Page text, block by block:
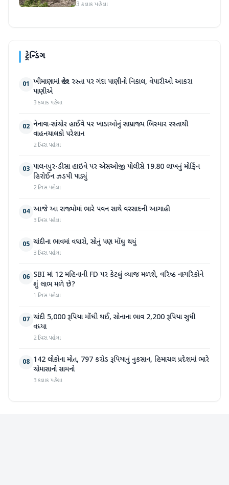
3 કલાક પહેલા
ટ્રેન્ડિંગ
01 ખીમાણામાં જાહેર રસ્તા પર ગંદા પાણીનો નિકાલ, વેપારીઓ આકરા
પાણીએ
3 કલાક પહેલા
02 નેનાવા-સાંચોર હાઈવે પર ખાડાઓનું સામ્રાજ્ય બિસ્માર રસ્તાથી
વાહનચાલકો પરેશાન
2 દિવસ પહેલા
03 પાલનપુર-ડીસા હાઇવે પર એસઓજી પોલીસે 19.80 લાખનું મોર્ફિન
હિરોઈન ઝડપી પાડ્યું
2 દિવસ પહેલા
04 આજે આ રાજ્યોમાં ભારે પવન સાથે વરસાદની આગાહી
3 દિવસ પહેલા
05 ચાંદીના ભાવમાં વધારો, સોનું પણ મોંઘુ થયું
3 દિવસ પહેલા
06 SBI માં 12 મહિનાની FD પર કેટલું વ્યાજ મળશે, વરિષ્ઠ નાગરિકોને
શું લાભ મળે છે?
1 દિવસ પહેલા
07 ચાંદી 5,000 રૂપિયા મોંઘી થઈ, સોનાના ભાવ 2,200 રૂપિયા સુધી
વધ્યા
2 દિવસ પહેલા
08 142 લોકોના મોત, 797 કરોડ રૂપિયાનું નુકસાન, હિમાચલ પ્રદેશમાં ભારે
ચોમાસાનો સામનો
3 કલાક પહેલા